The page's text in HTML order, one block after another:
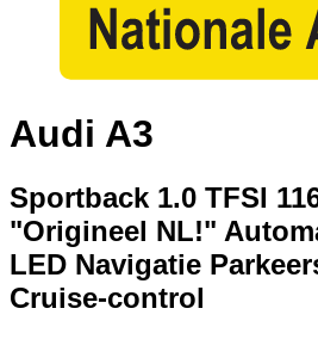
Audi A3
Sportback 1.0 TFSI
"Origineel NL!"
LED Navigatie
Cruise-control